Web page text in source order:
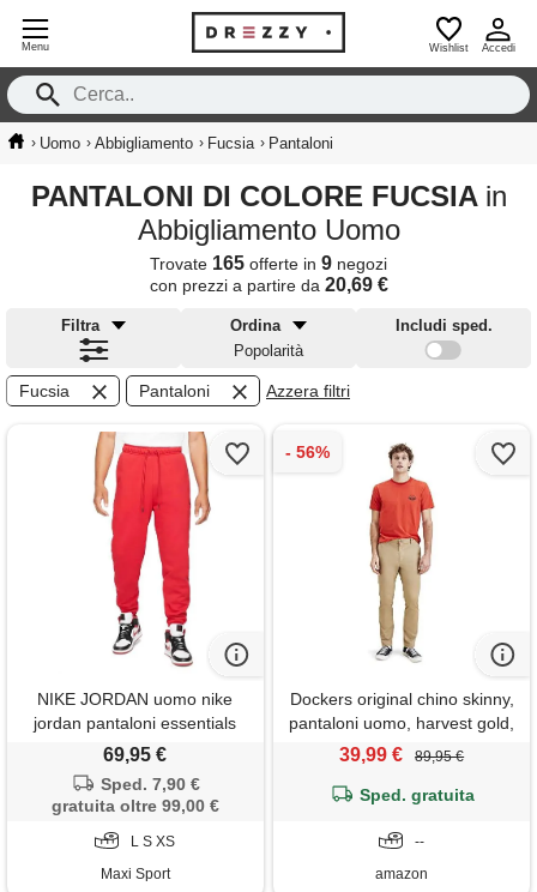
Menu Wishlist Accedi
› Uomo › Abbigliamento › Fucsia › Pantaloni
PANTALONI DI COLORE FUCSIA in
Abbigliamento Uomo
Trovate 165 offerte in 9 negozi
con prezzi a partire da 20,69 €
Filtra
Ordina
Popolarità
Includi sped.
Fucsia Pantaloni Azzera filtri
NIKE JORDAN uomo nike
jordan pantaloni essentials
69,95 €
Sped. 7,90 €
gratuita oltre 99,00 €
L S XS
Maxi Sport
Dockers original chino skinny,
pantaloni uomo, harvest gold,
34w / 32l
39,99 € 89,95 €
Sped. gratuita
--
amazon